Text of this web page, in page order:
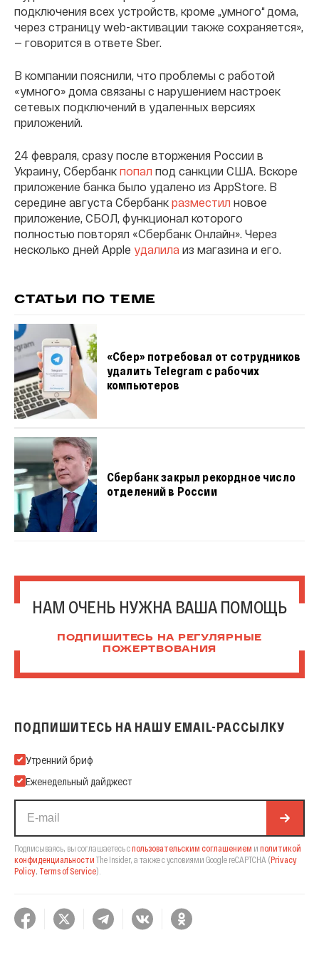
подключения всех устройств, кроме „умного“ дома,
через страницу web-активации также сохраняется»,
— говорится в ответе Sber.
В компании пояснили, что проблемы с работой
«умного» дома связаны с нарушением настроек
сетевых подключений в удаленных версиях
приложений.
24 февраля, сразу после вторжения России в
Украину, Сбербанк попал под санкции США. Вскоре
приложение банка было удалено из AppStore. В
середине августа Сбербанк разместил новое
приложение, СБОЛ, функционал которого
полностью повторял «Сбербанк Онлайн». Через
несколько дней Apple удалила из магазина и его.
СТАТЬИ ПО ТЕМЕ
«Сбер» потребовал от сотрудников
удалить Telegram с рабочих
компьютеров
Сбербанк закрыл рекордное число
отделений в России
НАМ ОЧЕНЬ НУЖНА ВАША ПОМОЩЬ
ПОДПИШИТЕСЬ НА РЕГУЛЯРНЫЕ
ПОЖЕРТВОВАНИЯ
ПОДПИШИТЕСЬ НА НАШУ EMAIL-РАССЫЛКУ
Подпишитесь на нашу Email-рассылку
Утренний бриф
Еженедельный дайджест
Подписываясь, вы соглашаетесь спользовательским соглашением и политикой
конфиденциальности The Insider, а также с условиями Google reCAPTCHA (Privacy
Policy, Terms of Service).